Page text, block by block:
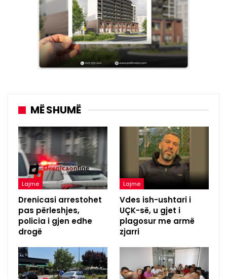
MË SHUMË
Lajme
Drenicasi arrestohet
pas përleshjes,
policia i gjen edhe
drogë
Lajme
Vdes ish-ushtari i
UÇK-së, u gjet i
plagosur me armë
zjarri